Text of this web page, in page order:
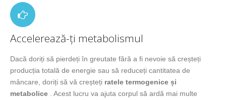
Accelerează-ți metabolismul
Dacă doriți să pierdeți în greutate fără a fi nevoie să creșteți
producția totală de energie sau să reduceți cantitatea de
mâncare, doriți să vă creșteți ratele termogenice și
metabolice . Acest lucru va ajuta corpul să ardă mai multe